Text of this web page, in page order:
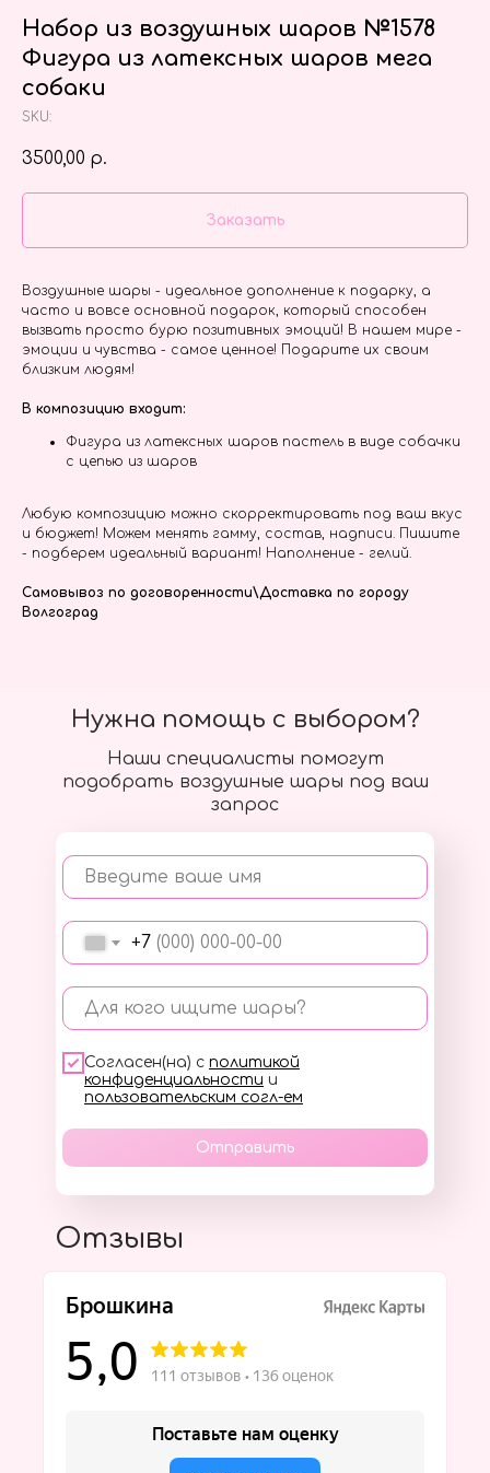
Набор из воздушных шаров №1578
Фигура из латексных шаров мега
собаки
SKU:
3500,00 р.
Заказать
Воздушные шары - идеальное дополнение к подарку, а
часто и вовсе основной подарок, который способен
вызвать просто бурю позитивных эмоций! В нашем мире -
эмоции и чувства - самое ценное! Подарите их своим
близким людям!
В композицию входит:
Фигура из латексных шаров пастель в виде собачки
с цепью из шаров
Любую композицию можно скорректировать под ваш вкус
и бюджет! Можем менять гамму, состав, надписи. Пишите
- подберем идеальный вариант! Наполнение - гелий.
Самовывоз по договоренности\Доставка по городу
Волгоград
Наши специалисты помогут
подобрать воздушные шары под ваш
запрос
Введите ваше имя
+7
Для кого ищите шары?
Согласен(на) с политикой
конфиденциальности и
пользовательским согл-ем
Отправить
Нужна помощь с выбором?
Отзывы